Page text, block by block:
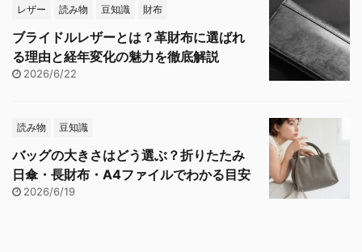
レザー 読み物 豆知識 財布
ブライドルレザーとは？革財布に選ばれ
る理由と経年変化の魅力を徹底解説
2026/6/22
読み物 豆知識
バッグの大きさはどう選ぶ？折りたたみ
日傘・長財布・A4ファイルでわかる目安
2026/6/19